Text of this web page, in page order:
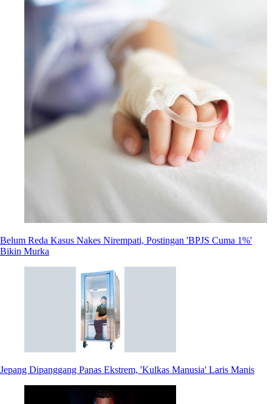
Belum Reda Kasus Nakes Nirempati, Postingan 'BPJS Cuma 1%'
Bikin Murka
Jepang Dipanggang Panas Ekstrem, 'Kulkas Manusia' Laris Manis